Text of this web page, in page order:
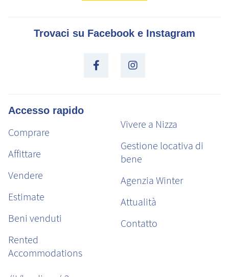
Trovaci su Facebook e Instagram
Accesso rapido
Comprare
Affittare
Vendere
Estimate
Beni venduti
Rented
Accommodations
Vivere a Nizza
Gestione locativa di
bene
Agenzia Winter
Attualità
Contatto